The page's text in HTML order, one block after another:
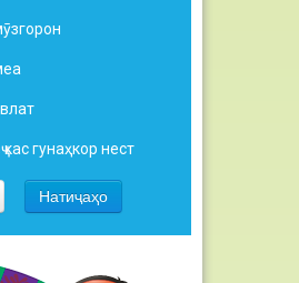
кас гунаҳкор нест